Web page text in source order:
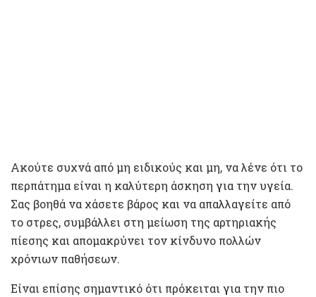
Ακούτε συχνά από μη ειδικούς και μη, να λένε ότι το
περπάτημα είναι η καλύτερη άσκηση για την υγεία.
Σας βοηθά να χάσετε βάρος και να απαλλαγείτε από
το στρες, συμβάλλει στη μείωση της αρτηριακής
πίεσης και απομακρύνει τον κίνδυνο πολλών
χρόνιων παθήσεων.
Είναι επίσης σημαντικό ότι πρόκειται για την πιο